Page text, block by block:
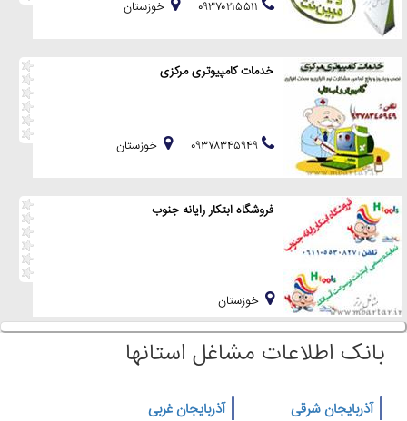
خوزستان
خدمات کامپیوتری مرکزی
خوزستان
فروشگاه ابتکار رایانه جنوب
خوزستان
بانک اطلاعات مشاغل استانها
آذربایجان شرقی
آذربایجان غربی